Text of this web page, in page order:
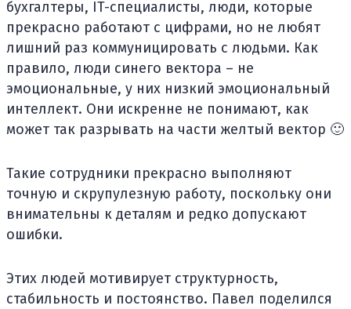
бухгалтеры, IT-специалисты, люди, которые
прекрасно работают с цифрами, но не любят
лишний раз коммуницировать с людьми. Как
правило, люди синего вектора – не
эмоциональные, у них низкий эмоциональный
интеллект. Они искренне не понимают, как
может так разрывать на части желтый вектор 🙂
Такие сотрудники прекрасно выполняют
точную и скрупулезную работу, поскольку они
внимательны к деталям и редко допускают
ошибки.
Этих людей мотивирует структурность,
стабильность и постоянство. Павел поделился